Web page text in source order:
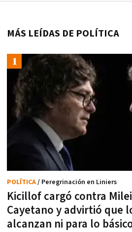
MÁS LEÍDAS DE POLÍTICA
Kicillof cargó contra
Cayetano y advirtió que
alcanzan ni para lo
POLÍTICA/ Peregrinación en Liniers